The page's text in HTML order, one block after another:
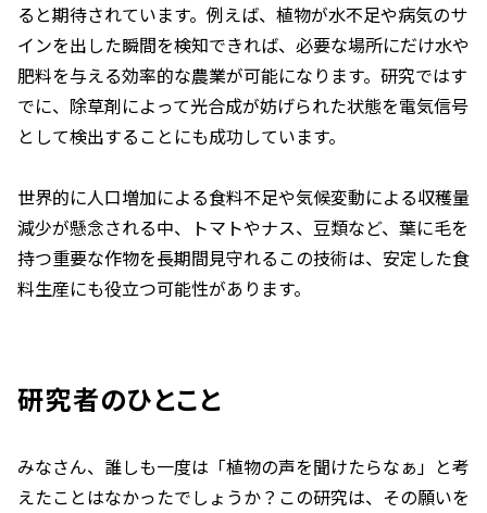
ると期待されています。例えば、植物が水不足や病気のサ
インを出した瞬間を検知できれば、必要な場所にだけ水や
肥料を与える効率的な農業が可能になります。研究ではす
でに、除草剤によって光合成が妨げられた状態を電気信号
として検出することにも成功しています。
世界的に人口増加による食料不足や気候変動による収穫量
減少が懸念される中、トマトやナス、豆類など、葉に毛を
持つ重要な作物を長期間見守れるこの技術は、安定した食
料生産にも役立つ可能性があります。
研究者のひとこと
みなさん、誰しも一度は「植物の声を聞けたらなぁ」と考
えたことはなかったでしょうか？この研究は、その願いを